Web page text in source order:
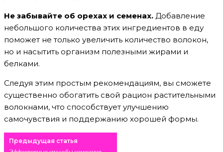
Не забывайте об орехах и семенах. Добавление
небольшого количества этих ингредиентов в еду
поможет не только увеличить количество волокон,
но и насытить организм полезными жирами и
белками.
Следуя этим простым рекомендациям, вы сможете
существенно обогатить свой рацион растительными
волокнами, что способствует улучшению
самочувствия и поддержанию хорошей формы.
Предыдущая статья